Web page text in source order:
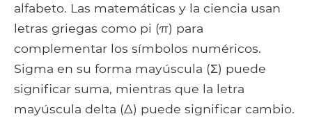
alfabeto. Las matemáticas y la ciencia usan
letras griegas como pi (π) para
complementar los símbolos numéricos.
Sigma en su forma mayúscula (Σ) puede
significar suma, mientras que la letra
mayúscula delta (Δ) puede significar cambio.